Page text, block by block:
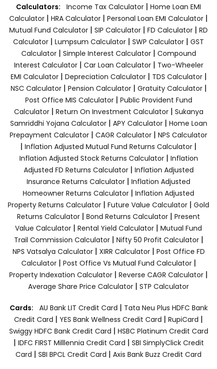
Calculators: Income Tax Calculator | Home Loan EMI
Calculator | HRA Calculator | Personal Loan EMI Calculator |
Mutual Fund Calculator | SIP Calculator | FD Calculator | RD
Calculator | Lumpsum Calculator | SWP Calculator | GST
Calculator| Simple Interest Calculator| Compound
Interest Calculator| Car Loan Calculator| Two-Wheeler
EMI Calculator| Depreciation Calculator| TDS Calculator|
NSC Calculator| Pension Calculator| Gratuity Calculator|
Post Office MIS Calculator| Public Provident Fund
Calculator| Return On Investment Calculator| Sukanya
Samriddhi Yojana Calculator| APY Calculator| Home Loan
Prepayment Calculator | CAGR Calculator | NPS Calculator
| Inflation Adjusted Mutual Fund Returns Calculator |
Inflation Adjusted Stock Returns Calculator| Inflation
Adjusted FD Returns Calculator| Inflation Adjusted
Insurance Returns Calculator | Inflation Adjusted
Homeowner Returns Calculator | Inflation Adjusted
Property Returns Calculator | Future Value Calculator | Gold
Returns Calculator | Bond Returns Calculator | Present
Value Calculator | Rental Yield Calculator | Mutual Fund
Trail Commission Calculator| Nifty 50 Profit Calculator|
NPS Vatsalya Calculator| XIRR Calculator| Post Office FD
Calculator| Post Office Vs Mutual Fund Calculator|
Property Indexation Calculator | Reverse CAGR Calculator |
Average Share Price Calculator | STP Calculator
Cards: AU Bank LIT Credit Card | Tata Neu Plus HDFC Bank
Credit Card | YES Bank Wellness Credit Card | RupiCard |
Swiggy HDFC Bank Credit Card | HSBC Platinum Credit Card
| IDFC FIRST Milllennia Credit Card | SBI SimplyClick Credit
Card | SBI BPCL Credit Card | Axis Bank Buzz Credit Card